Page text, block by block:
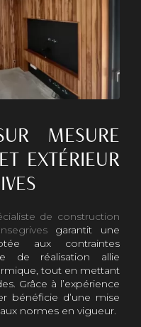
MESURE
EXTÉRIEUR
de construction
garantit une
aux contraintes
de réalisation allie
tout en mettant
Grâce à l’expérience
bénéficie d’une mise
normes en vigueur.